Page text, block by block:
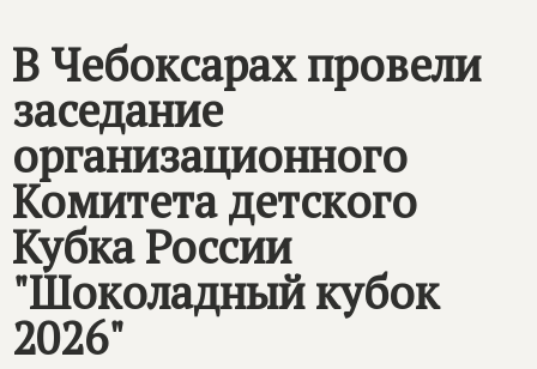
В Чебоксарах провели
заседание
организационного
Комитета детского
Кубка России
"Шоколадный кубок
2026"